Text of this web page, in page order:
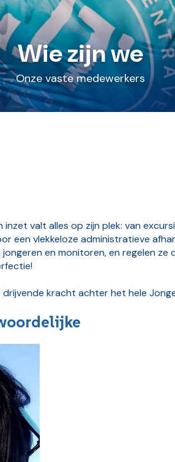
Wie zijn we
Onze vaste medewerkers
inzet valt alles op zijn plek: van
een vlekkeloze administratieve
en monitoren, en regelen ze
kracht achter het hele